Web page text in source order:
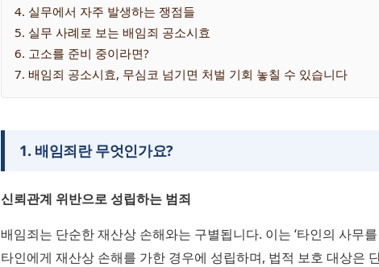
4. 실무에서 자주 발생하는 쟁점들
5. 실무 사례로 보는 배임죄 공소시효
6. 고소를 준비 중이라면?
7. 배임죄 공소시효, 무심코 넘기면 처벌 기회 놓칠 수 있습니다
1. 배임죄란 무엇인가요?
신뢰관계 위반으로 성립하는 범죄
배임죄는 단순한 재산상 손해와는 구별됩니다. 이는 ‘타인의 사무를
타인에게 재산상 손해를 가한 경우에 성립하며, 법적 보호 대상은